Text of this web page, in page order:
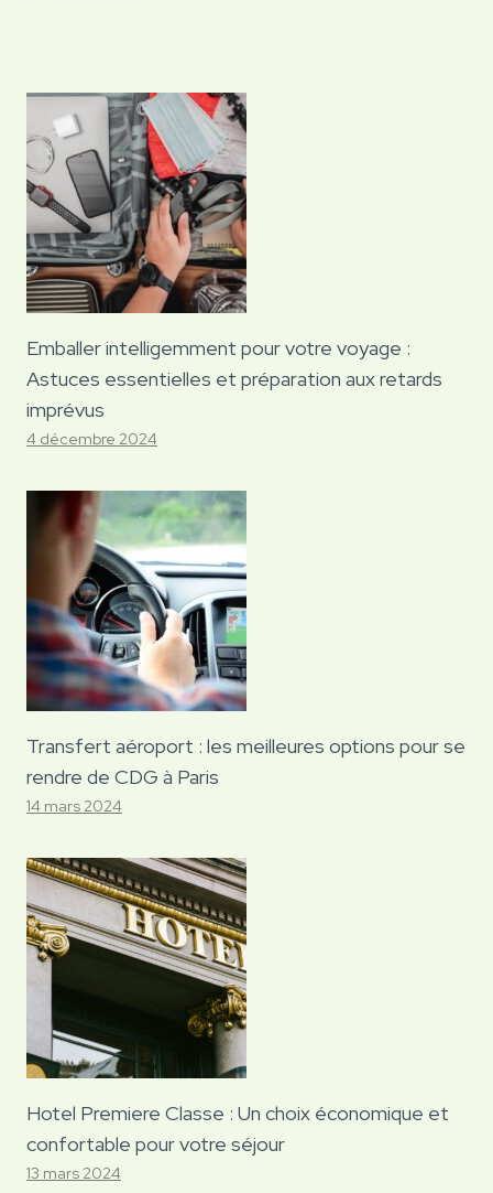
Emballer intelligemment pour votre voyage :
Astuces essentielles et préparation aux retards
imprévus
4 décembre 2024
Transfert aéroport : les meilleures options pour se
rendre de CDG à Paris
14 mars 2024
Hotel Premiere Classe : Un choix économique et
confortable pour votre séjour
13 mars 2024